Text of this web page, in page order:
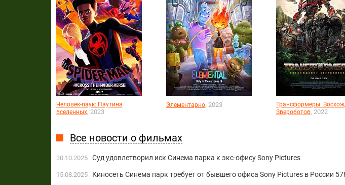
Человек-паук: Паутина
вселенных, 2023
Элементарно, 2023
Трансформеры:
Звероботов, 2022
Все новости о фильмах
30.10.2025 Суд удовлетворил иск Синема парка к экс-офису Sony Pictures
15.08.2025 Киносеть Синема парк требует от бывшего офиса Sony Pictures в России